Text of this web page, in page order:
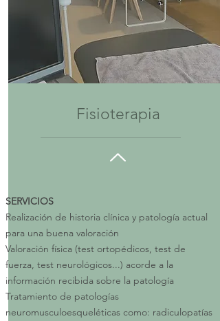
Fisioterapia
SERVICIOS
Realización de historia clínica y patología actual
para una buena valoración
Valoración física (test ortopédicos, test de
fuerza, test neurológicos...) acorde a la
información recibida sobre la patología
Tratamiento de patologías
neuromusculoesqueléticas como: radiculopatías